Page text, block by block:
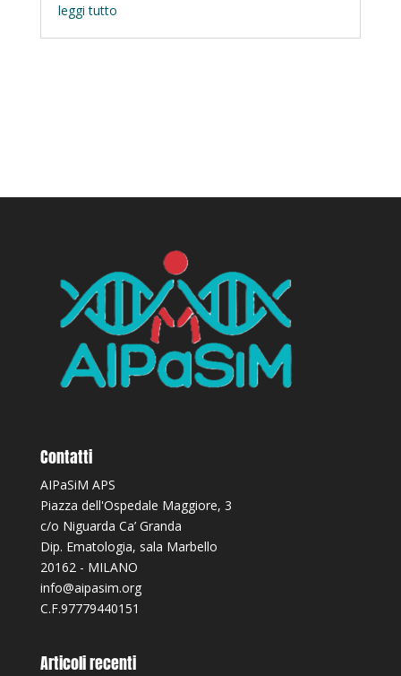
leggi tutto
Contatti
AIPaSiM APS
Piazza dell'Ospedale Maggiore, 3
c/o Niguarda Ca’ Granda
Dip. Ematologia, sala Marbello
20162 - MILANO
info@aipasim.org
C.F.97779440151
Articoli recenti